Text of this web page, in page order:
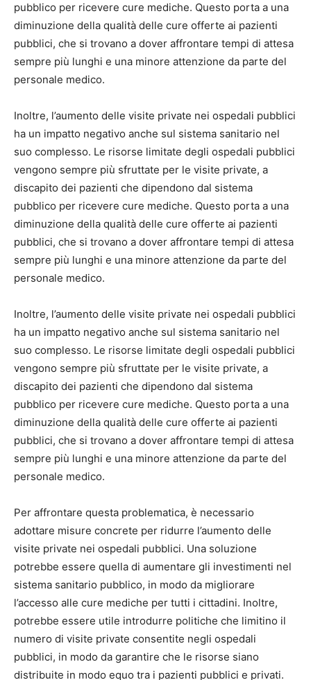
pubblico per ricevere cure mediche. Questo porta a una
diminuzione della qualità delle cure offerte ai pazienti
pubblici, che si trovano a dover affrontare tempi di attesa
sempre più lunghi e una minore attenzione da parte del
personale medico.
Inoltre, l’aumento delle visite private nei ospedali pubblici
ha un impatto negativo anche sul sistema sanitario nel
suo complesso. Le risorse limitate degli ospedali pubblici
vengono sempre più sfruttate per le visite private, a
discapito dei pazienti che dipendono dal sistema
pubblico per ricevere cure mediche. Questo porta a una
diminuzione della qualità delle cure offerte ai pazienti
pubblici, che si trovano a dover affrontare tempi di attesa
sempre più lunghi e una minore attenzione da parte del
personale medico.
Inoltre, l’aumento delle visite private nei ospedali pubblici
ha un impatto negativo anche sul sistema sanitario nel
suo complesso. Le risorse limitate degli ospedali pubblici
vengono sempre più sfruttate per le visite private, a
discapito dei pazienti che dipendono dal sistema
pubblico per ricevere cure mediche. Questo porta a una
diminuzione della qualità delle cure offerte ai pazienti
pubblici, che si trovano a dover affrontare tempi di attesa
sempre più lunghi e una minore attenzione da parte del
personale medico.
Per affrontare questa problematica, è necessario
adottare misure concrete per ridurre l’aumento delle
visite private nei ospedali pubblici. Una soluzione
potrebbe essere quella di aumentare gli investimenti nel
sistema sanitario pubblico, in modo da migliorare
l’accesso alle cure mediche per tutti i cittadini. Inoltre,
potrebbe essere utile introdurre politiche che limitino il
numero di visite private consentite negli ospedali
pubblici, in modo da garantire che le risorse siano
distribuite in modo equo tra i pazienti pubblici e privati.